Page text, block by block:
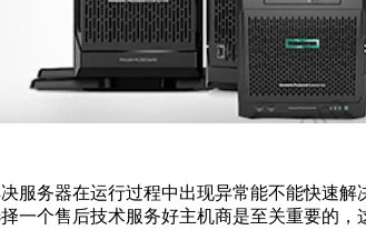
务器在运行过程中出现异常能不能快速解
一个售后技术服务好主机商是至关重要的，